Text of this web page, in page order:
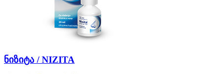
ნიზიტა / NIZITA